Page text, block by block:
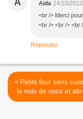
Aida 24/10/
<br /> Merci
<br /> <br /> <br
Répondre
< Petits four sans cuisson à
la noix de coco et
secs